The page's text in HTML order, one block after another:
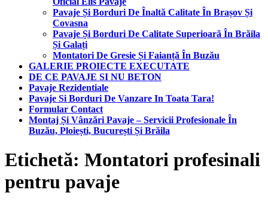
Pavaje Și Borduri De Înaltă Calitate În Brașov Și
Covasna
Pavaje Și Borduri De Calitate Superioară În Brăila
Și Galați
Montatori De Gresie Și Faianță În Buzău
GALERIE PROIECTE EXECUTATE
DE CE PAVAJE SI NU BETON
Pavaje Rezidentiale
Pavaje Si Borduri De Vanzare In Toata Tara!
Formular Contact
Montaj Și Vânzări Pavaje – Servicii Profesionale În
Buzău, Ploiești, București Și Brăila
Close
Button
Etichetă: Montatori profesinali
pentru pavaje